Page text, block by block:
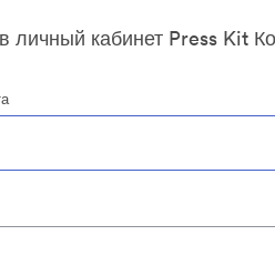
личный кабинет Press Kit